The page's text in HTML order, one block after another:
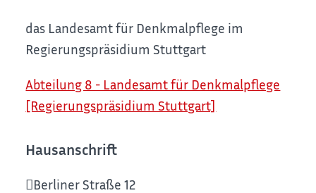
das Landesamt für Denkmalpflege im
Regierungspräsidium Stuttgart
Abteilung 8 - Landesamt für Denkmalpflege
[Regierungspräsidium Stuttgart]
Hausanschrift
Berliner Straße 12